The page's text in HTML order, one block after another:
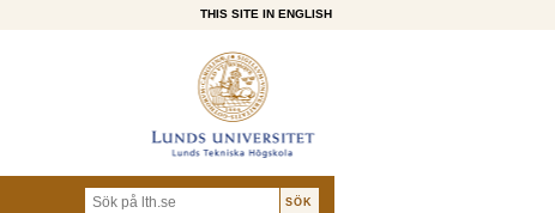
THIS SITE IN ENGLISH